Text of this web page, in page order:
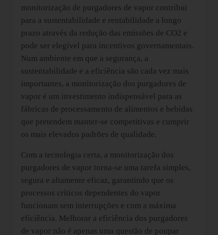
monitorização de purgadores de vapor contribui
para a sustentabilidade e rentabilidade a longo
prazo através da redução das emissões de CO2 e
pode ser elegível para incentivos governamentais.
Num ambiente em que a segurança, a
sustentabilidade e a eficiência são cada vez mais
importantes, a monitorização dos purgadores de
vapor é um investimento indispensável para as
fábricas de processamento de alimentos e bebidas
que pretendem manter-se competitivas e cumprir
os mais elevados padrões de qualidade.
Com a tecnologia certa, a monitorização dos
purgadores de vapor torna-se uma tarefa simples,
segura e altamente eficaz, garantindo que os
processos críticos dependentes do vapor
funcionam sem interrupções e com a máxima
eficiência. Melhorar a eficiência dos purgadores
de vapor não é apenas uma questão de poupar